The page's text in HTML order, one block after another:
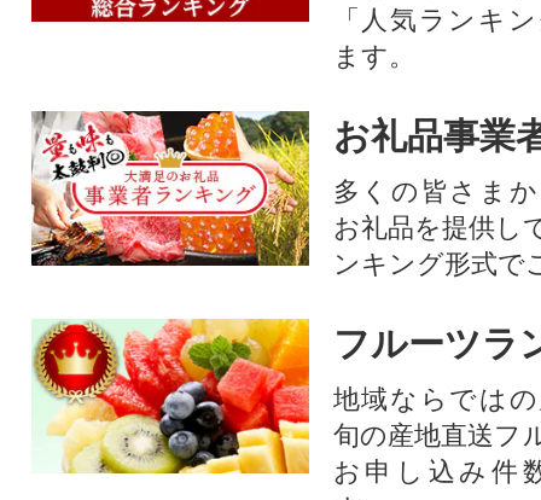
「人気ランキ
ます。
お礼品事業
多くの皆さま
お礼品を提供し
ンキング形式で
フルーツラ
地域ならでは
旬の産地直送フ
お申し込み件